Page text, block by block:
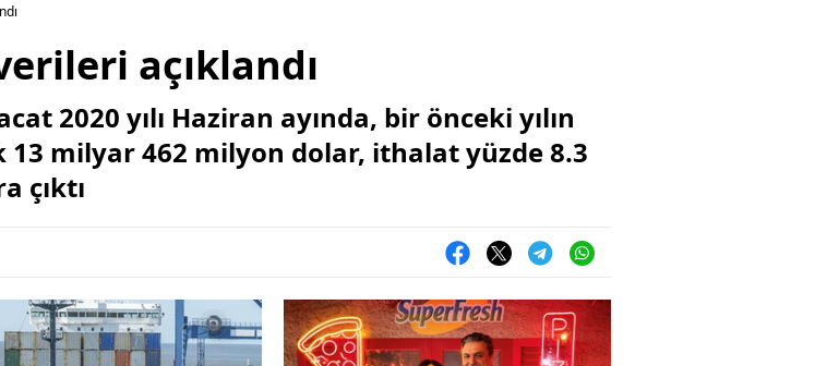
açıklandı
2020 yılı Haziran ayında, bir önceki yılın
13 milyar 462 milyon dolar, ithalat yüzde 8.3
çıktı